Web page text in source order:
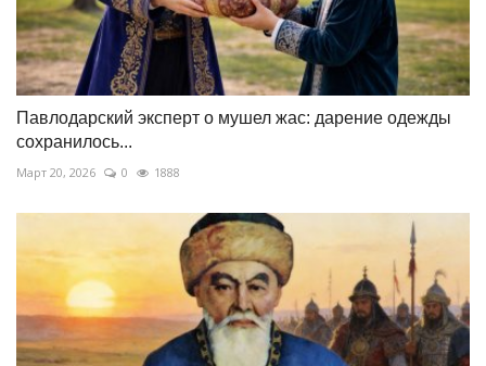
Павлодарский эксперт о мушел жас: дарение одежды
сохранилось...
Март 20, 2026 0 1888